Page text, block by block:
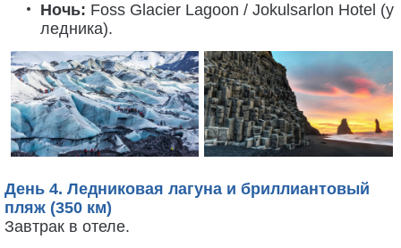
Ночь: Foss Glacier Lagoon / Jokulsarlon Hotel (у
ледника).
День 4. Ледниковая лагуна и бриллиантовый
пляж (350 км)
Завтрак в отеле.